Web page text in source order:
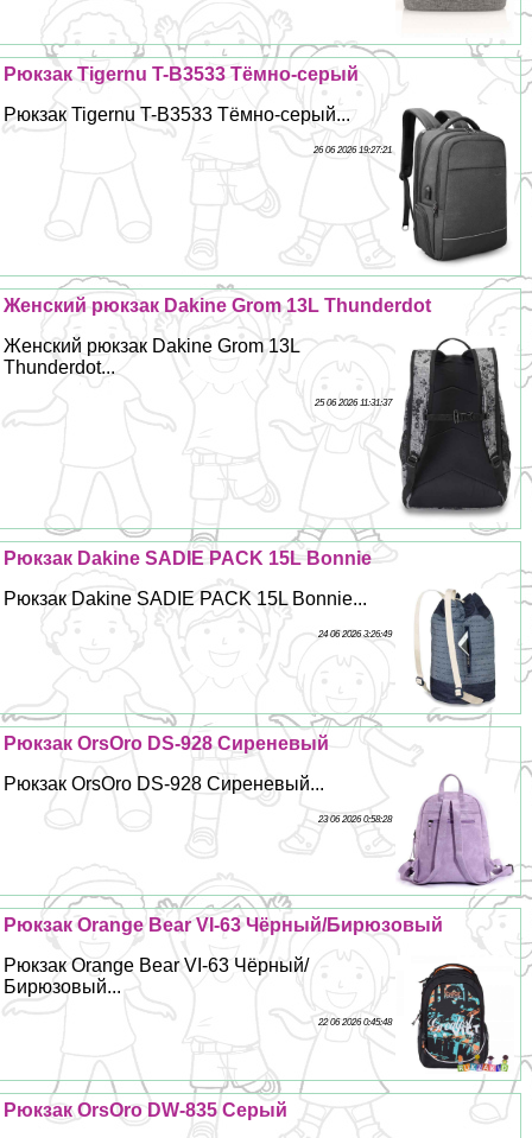
Рюкзак Tigernu T-B3533 Тёмно-серый
Рюкзак Tigernu T-B3533 Тёмно-серый...
26 06 2026 19:27:21
Женский рюкзак Dakine Grom 13L Thunderdot
Женский рюкзак Dakine Grom 13L
Thunderdot...
25 06 2026 11:31:37
Рюкзак Dakine SADIE PACK 15L Bonnie
Рюкзак Dakine SADIE PACK 15L Bonnie...
24 06 2026 3:26:49
Рюкзак OrsOro DS-928 Сиреневый
Рюкзак OrsOro DS-928 Сиреневый...
23 06 2026 0:58:28
Рюкзак Orange Bear VI-63 Чёрный/Бирюзовый
Рюкзак Orange Bear VI-63 Чёрный/
Бирюзовый...
22 06 2026 0:45:48
Рюкзак OrsOro DW-835 Серый